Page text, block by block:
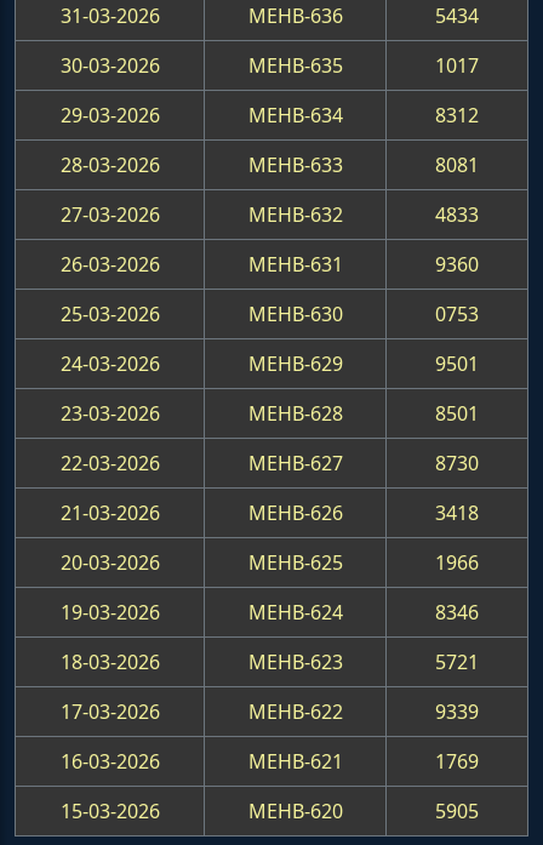
31-03-2026
MEHB-636
5434
30-03-2026
MEHB-635
1017
29-03-2026
MEHB-634
8312
28-03-2026
MEHB-633
8081
27-03-2026
MEHB-632
4833
26-03-2026
MEHB-631
9360
25-03-2026
MEHB-630
0753
24-03-2026
MEHB-629
9501
23-03-2026
MEHB-628
8501
22-03-2026
MEHB-627
8730
21-03-2026
MEHB-626
3418
20-03-2026
MEHB-625
1966
19-03-2026
MEHB-624
8346
18-03-2026
MEHB-623
5721
17-03-2026
MEHB-622
9339
16-03-2026
MEHB-621
1769
15-03-2026
MEHB-620 5905